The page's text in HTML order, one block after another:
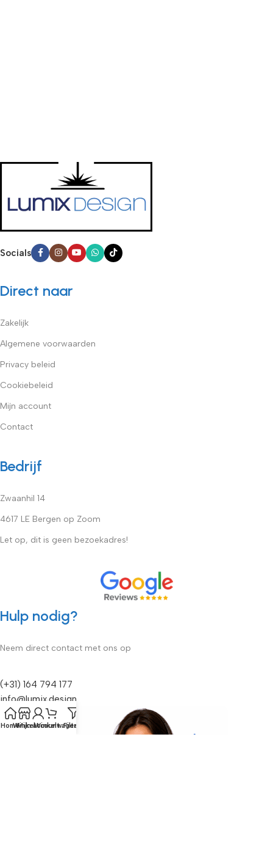
Socials
Direct naar
Zakelijk
Algemene voorwaarden
Privacy beleid
Cookiebeleid
Mijn account
Contact
Bedrijf
Zwaanhil 14
4617 LE Bergen op Zoom
Let op, dit is geen bezoekadres!
Hulp nodig?
Neem direct contact met ons op
(+31) 164 794 177
info@lumix.design
HomeWinkel
Mijn account
Winkelwagen
Filters